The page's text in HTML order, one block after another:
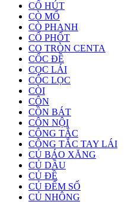
CỔ HÚT
CÒ MỔ
CÒ PHANH
CỔ PHỐT
CO TRÒN CENTA
CỐC ĐỀ
CỌC LÁI
CỐC LỌC
CÒI
CÔN
CỒN BÁT
CÔN NỘI
CÔNG TẮC
CÔNG TẮC TAY LÁI
CỦ BÁO XĂNG
CỦ DẦU
CỦ ĐỀ
CỦ ĐẾM SỐ
CỦ NHÔNG